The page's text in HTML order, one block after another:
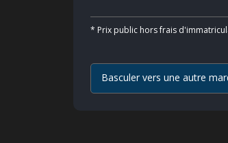
* Prix public hors frais
Basculer vers une autre